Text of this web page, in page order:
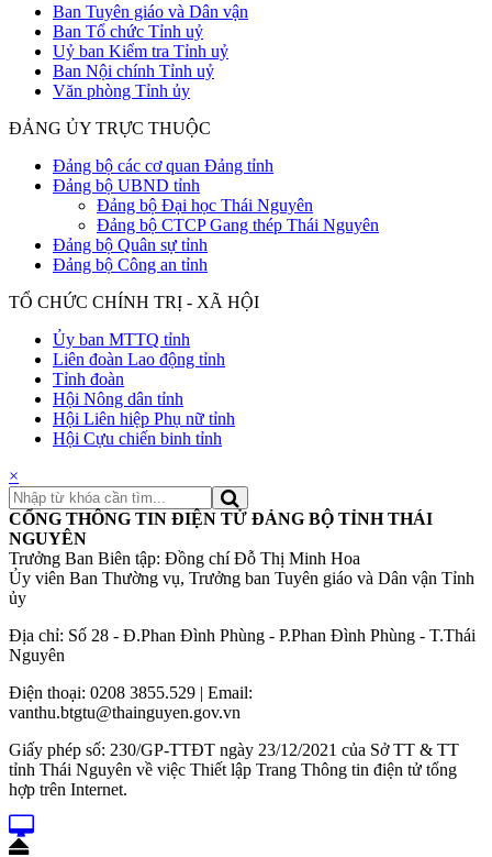
Ban Tuyên giáo và Dân vận
Ban Tổ chức Tỉnh uỷ
Uỷ ban Kiểm tra Tỉnh uỷ
Ban Nội chính Tỉnh uỷ
Văn phòng Tỉnh ủy
ĐẢNG ỦY TRỰC THUỘC
Đảng bộ các cơ quan Đảng tỉnh
Đảng bộ UBND tỉnh
Đảng bộ Đại học Thái Nguyên
Đảng bộ CTCP Gang thép Thái Nguyên
Đảng bộ Quân sự tỉnh
Đảng bộ Công an tỉnh
TỔ CHỨC CHÍNH TRỊ - XÃ HỘI
Ủy ban MTTQ tỉnh
Liên đoàn Lao động tỉnh
Tỉnh đoàn
Hội Nông dân tỉnh
Hội Liên hiệp Phụ nữ tỉnh
Hội Cựu chiến binh tỉnh
×
CỔNG THÔNG TIN ĐIỆN TỬ ĐẢNG BỘ TỈNH THÁI
NGUYÊN
Trưởng Ban Biên tập: Đồng chí Đỗ Thị Minh Hoa
Ủy viên Ban Thường vụ, Trưởng ban Tuyên giáo và Dân vận Tỉnh
ủy
Địa chỉ: Số 28 - Đ.Phan Đình Phùng - P.Phan Đình Phùng - T.Thái
Nguyên
Điện thoại: 0208 3855.529 | Email:
vanthu.btgtu@thainguyen.gov.vn
Giấy phép số: 230/GP-TTĐT ngày 23/12/2021 của Sở TT & TT
tỉnh Thái Nguyên về việc Thiết lập Trang Thông tin điện tử tổng
hợp trên Internet.